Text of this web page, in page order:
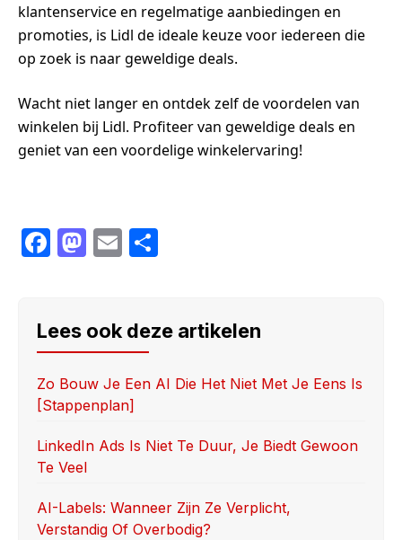
klantenservice en regelmatige aanbiedingen en
promoties, is Lidl de ideale keuze voor iedereen die
op zoek is naar geweldige deals.
Wacht niet langer en ontdek zelf de voordelen van
winkelen bij Lidl. Profiteer van geweldige deals en
geniet van een voordelige winkelervaring!
F
e
b
o
o
k
M
o
d
o
n
E
e
Lees ook deze artikelen
Zo Bouw Je Een AI Die Het Niet Met Je Eens Is
[stappenplan]
LinkedIn Ads Is Niet Te Duur, Je Biedt Gewoon
Te Veel
AI-Labels: Wanneer Zijn Ze Verplicht,
Verstandig Of Overbodig?